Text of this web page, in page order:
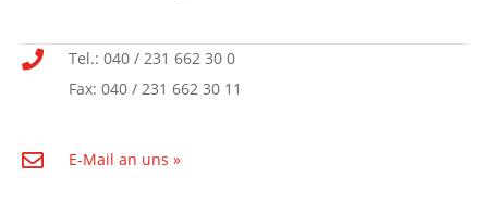
Tel.: 040 / 231 662 30 0
Fax: 040 / 231 662 30 11
E-Mail an uns »